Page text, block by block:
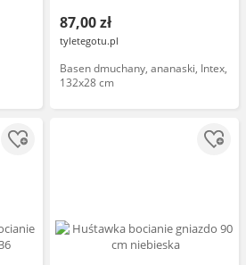
87,00 zł
tyletegotu.pl
Basen dmuchany, ananaski, Intex,
132x28 cm